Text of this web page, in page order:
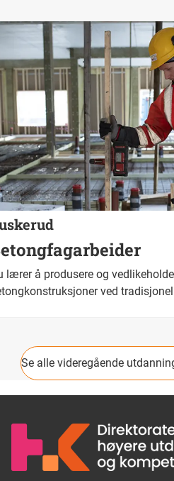
lærer å produsere og vedlikeholde
ved tradisjonelle
Se alle videregående